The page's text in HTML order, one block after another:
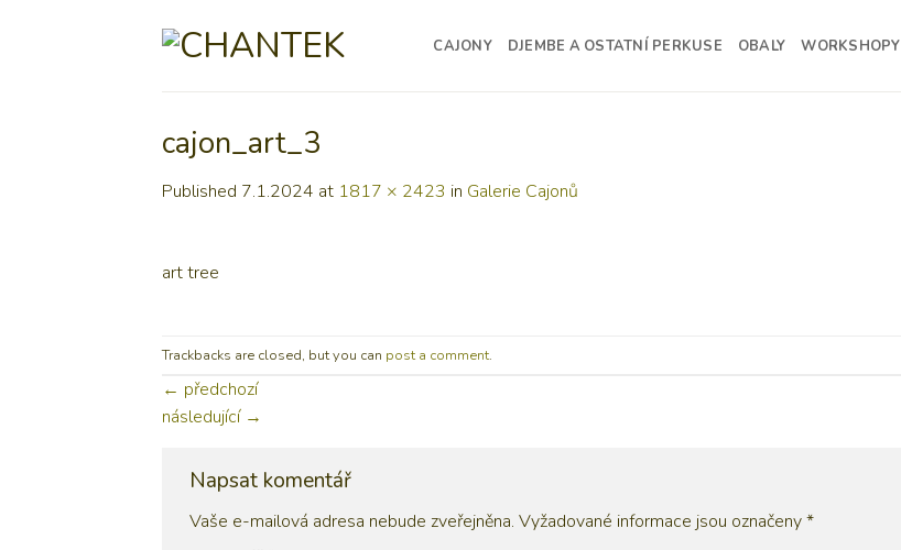
CAJONY DJEMBE A OSTATNÍ PERKUSE OBALY WORKSHOPY
cajon_art_3
Published 7.1.2024 at 1817 × 2423 in Galerie Cajonů
art tree
Trackbacks are closed, but you can post a comment.
← předchozí
následující →
Napsat komentář
Vaše e-mailová adresa nebude zveřejněna. Vyžadované informace jsou označeny*